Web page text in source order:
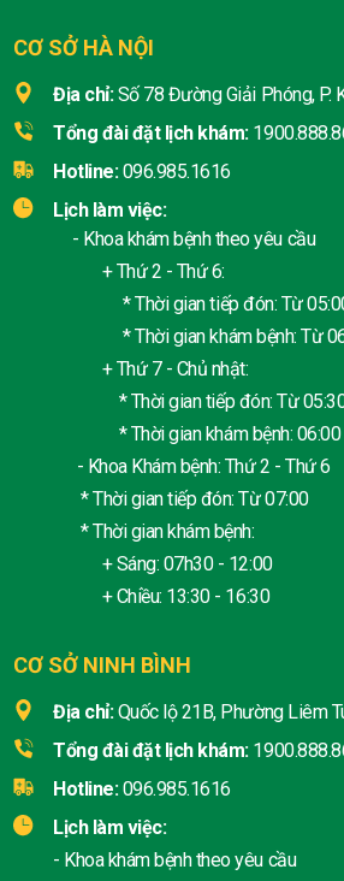
CƠ SỞ HÀ NỘI
Địa chỉ: Số 78 Đường Giải Phóng, P.
Tổng đài đặt lịch khám:
Hotline: 096.985.1616
Lịch làm việc:
- Khoa khám bệnh theo yêu cầu
+ Thứ 2 - Thứ 6:
* Thời gian tiếp đón: Từ
* Thời gian khám bệnh: Từ
+ Thứ 7 - Chủ nhật:
* Thời gian tiếp đón: Từ
* Thời gian khám bệnh: 06:00
- Khoa Khám bệnh: Thứ 2 - Thứ 6
* Thời gian tiếp đón: Từ 07:00
* Thời gian khám bệnh:
+ Sáng: 07h30 - 12:00
+ Chiều: 13:30 - 16:30
CƠ SỞ NINH BÌNH
Địa chỉ: Quốc lộ 21B, Phường Liêm
Tổng đài đặt lịch khám:
Hotline: 096.985.1616
Lịch làm việc:
- Khoa khám bệnh theo yêu cầu